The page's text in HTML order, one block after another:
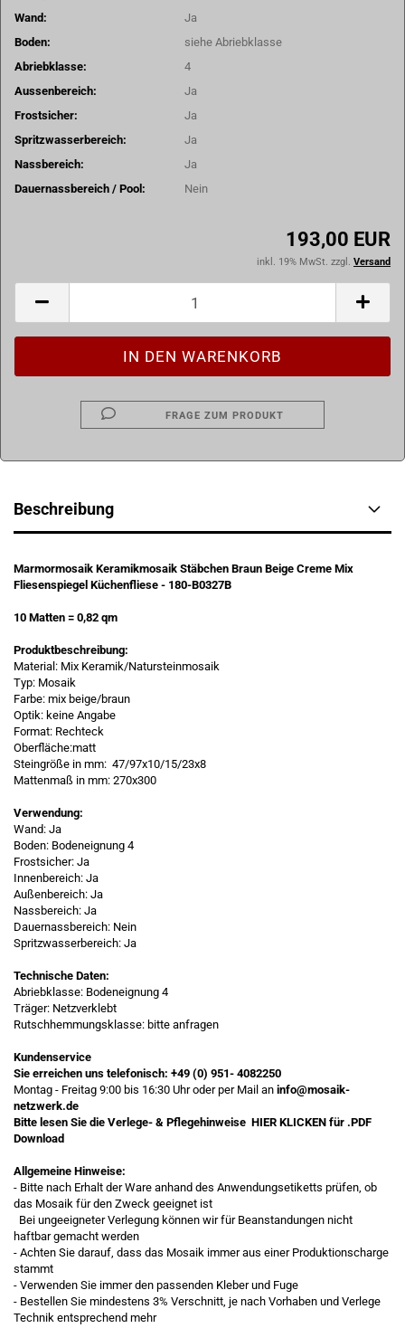
Wand:
Ja
Boden:
siehe Abriebklasse
Abriebklasse:
4
Aussenbereich:
Ja
Frostsicher:
Ja
Spritzwasserbereich:
Ja
Nassbereich:
Ja
Dauernassbereich / Pool:
Nein
193,00 EUR
inkl. 19% MwSt. zzgl. Versand
FRAGE ZUM PRODUKT
Beschreibung
Marmormosaik Keramikmosaik Stäbchen Braun Beige Creme Mix
Fliesenspiegel Küchenfliese - 180-B0327B
10 Matten = 0,82 qm
Produktbeschreibung:
Material: Mix Keramik/Natursteinmosaik
Typ: Mosaik
Farbe: mix beige/braun
Optik: keine Angabe
Format: Rechteck
Oberfläche:matt
Steingröße in mm: 47/97x10/15/23x8
Mattenmaß in mm: 270x300
Verwendung:
Wand: Ja
Boden: Bodeneignung 4
Frostsicher: Ja
Innenbereich: Ja
Außenbereich: Ja
Nassbereich: Ja
Dauernassbereich: Nein
Spritzwasserbereich: Ja
Technische Daten:
Abriebklasse: Bodeneignung 4
Träger: Netzverklebt
Rutschhemmungsklasse: bitte anfragen
Kundenservice
Sie erreichen uns telefonisch: +49 (0) 951- 4082250
Montag - Freitag 9:00 bis 16:30 Uhr oder per Mail an info@mosaik-
netzwerk.de
Bitte lesen Sie die Verlege- & Pflegehinweise HIER KLICKEN für .PDF
Download
Allgemeine Hinweise:
- Bitte nach Erhalt der Ware anhand des Anwendungsetiketts prüfen, ob
das Mosaik für den Zweck geeignet ist
Bei ungeeigneter Verlegung können wir für Beanstandungen nicht
haftbar gemacht werden
- Achten Sie darauf, dass das Mosaik immer aus einer Produktionscharge
stammt
- Verwenden Sie immer den passenden Kleber und Fuge
- Bestellen Sie mindestens 3% Verschnitt, je nach Vorhaben und Verlege
Technik entsprechend mehr